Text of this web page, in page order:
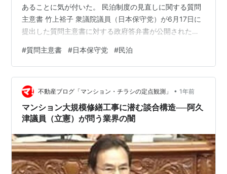
あることに気が付いた。 民泊制度の見直しに関する質問
主意書 竹上裕子 衆議院議員（日本保守党）が6月17日に
提出した質問主意書に対する政府答弁書が公開されたの
答形式で再構成した。 ※以下長文。時間のない方は「質
疑応答のポイント」と文末の「雑感」のみでもご一読い
ただければ幸いである。 質疑応答のポイント 竹上裕子
衆議院議員（日本保守党） 問1：各民泊制度について、外
国人による運営件数？ 答1：把握していない 問2：（大阪
市の）特区民…
#質問主意書 #日本保守党 #民泊
不動産ブログ「マンション・チラシの定点観測」 • 1年前
マンション大規模修繕工事に潜む談合構造──阿久
津議員（立憲）が問う業界の闇